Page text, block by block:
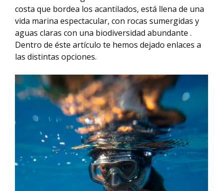
costa que bordea los acantilados, está llena de una
vida marina espectacular, con rocas sumergidas y
aguas claras con una biodiversidad abundante .
Dentro de éste artículo te hemos dejado enlaces a
las distintas opciones.